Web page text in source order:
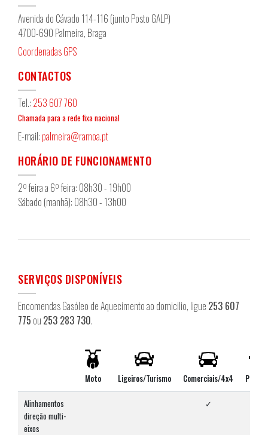
Avenida do Cávado 114-116 (junto Posto GALP)
4700-690 Palmeira, Braga
Coordenadas GPS
CONTACTOS
Tel.: 253 607 760
Chamada para a rede fixa nacional
E-mail: palmeira@ramoa.pt
HORÁRIO DE FUNCIONAMENTO
2º feira a 6º feira: 08h30 - 19h00
Sábado (manhã): 08h30 - 13h00
SERVIÇOS DISPONÍVEIS
Encomendas Gasóleo de Aquecimento ao domicilio, ligue 253 607
775 ou 253 283 730.
Moto Ligeiros/Turismo Comerciais/4x4
Alinhamentos
direção multi-
eixos
✓